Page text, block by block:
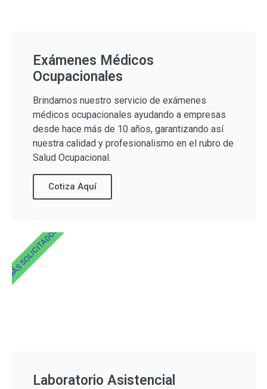
Exámenes Médicos
Ocupacionales
Brindamos nuestro servicio de exámenes
médicos ocupacionales ayudando a empresas
desde hace más de 10 años, garantizando así
nuestra calidad y profesionalismo en el rubro de
Salud Ocupacional.
Cotiza Aquí
Laboratorio Asistencial
MÁS SOLICITADOS